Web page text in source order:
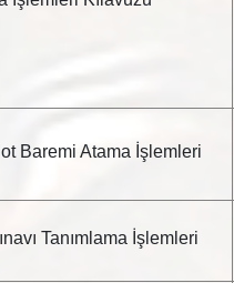
Baremi Atama İşlemleri
Tanımlama İşlemleri